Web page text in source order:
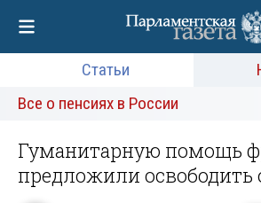
Статьи
Все о пенсиях в России
Гуманитарную помощь
предложили освободить